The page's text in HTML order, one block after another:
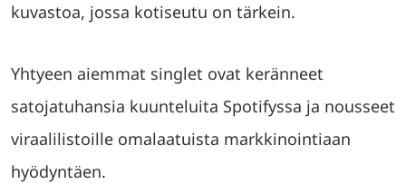
kuvastoa, jossa kotiseutu on tärkein.
Yhtyeen aiemmat singlet ovat keränneet
satojatuhansia kuunteluita Spotifyssa ja nousseet
viraalilistoille omalaatuista markkinointiaan
hyödyntäen.